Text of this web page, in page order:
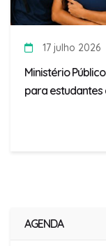
17 julho 2026
Ministério
para
AGENDA